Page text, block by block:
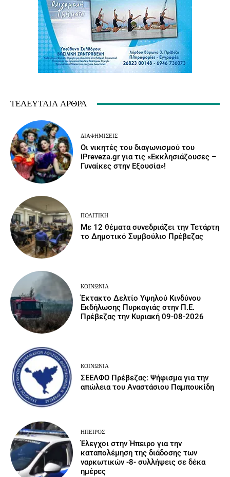
ΤΕΛΕΥΤΑΊΑ ΆΡΘΡΑ
ΔΙΑΦΗΜΊΣΕΙΣ
Οι νικητές του διαγωνισμού του
iPreveza.gr για τις «Εκκλησιάζουσες –
Γυναίκες στην Εξουσία»!
ΠΟΛΙΤΙΚΉ
Με 12 θέματα συνεδριάζει την Τετάρτη
το Δημοτικό Συμβούλιο Πρέβεζας
ΚΟΙΝΩΝΙΑ
Έκτακτο Δελτίο Υψηλού Κινδύνου
Εκδήλωσης Πυρκαγιάς στην Π.Ε.
Πρέβεζας την Κυριακή 09-08-2026
ΚΟΙΝΩΝΙΑ
ΣΕΕΛΦΟ Πρέβεζας: Ψήφισμα για την
απώλεια του Αναστάσιου Παμπουκίδη
ΉΠΕΙΡΟΣ
Έλεγχοι στην Ήπειρο για την
καταπολέμηση της διάδοσης των
ναρκωτικών -8- συλλήψεις σε δέκα
ημέρες